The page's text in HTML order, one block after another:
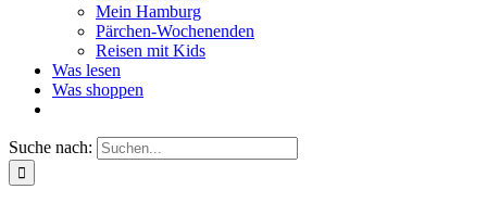
Mein Hamburg
Pärchen-Wochenenden
Reisen mit Kids
Was lesen
Was shoppen
Suche nach: